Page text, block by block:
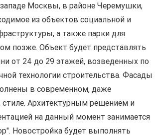
Москвы, в районе Черемушки,
из объектов социальной и
а также парки для
позже. Объект будет представлять
от 24 до 29 этажей, возведенных по
технологии строительства. Фасады
в современном, даже
стиле. Архитектурным решением и
на данный момент занимается
Новостройка будет выполнять